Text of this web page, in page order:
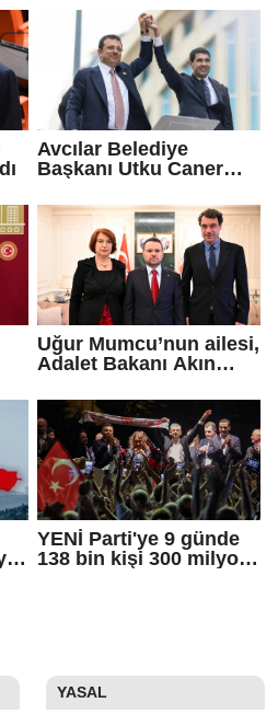
Çetinkaya Başkan
Vekili seçildi
Avcılar Belediye
Başkanı Utku Caner
kararı
Uğur Mumcu’nun ailesi,
Adalet Bakanı Akın
YENİ Parti'ye 9 günde
138 bin kişi 300 milyon
YASAL